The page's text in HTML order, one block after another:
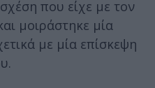
που είχε με τον
μοιράστηκε μία
με μία επίσκεψη